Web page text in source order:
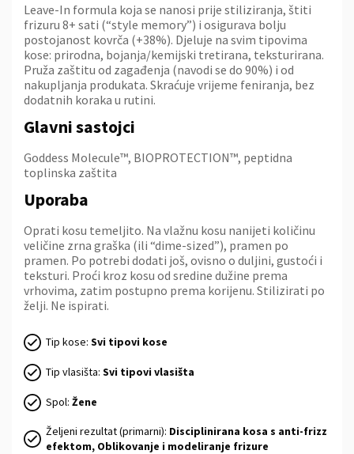
Leave-In formula koja se nanosi prije stiliziranja, štiti
frizuru 8+ sati (“style memory”) i osigurava bolju
postojanost kovrča (+38%). Djeluje na svim tipovima
kose: prirodna, bojanja/kemijski tretirana, teksturirana.
Pruža zaštitu od zagađenja (navodi se do 90%) i od
nakupljanja produkata. Skraćuje vrijeme feniranja, bez
dodatnih koraka u rutini.
Glavni sastojci
Goddess Molecule™, BIOPROTECTION™, peptidna
toplinska zaštita
Uporaba
Oprati kosu temeljito. Na vlažnu kosu nanijeti količinu
veličine zrna graška (ili “dime-sized”), pramen po
pramen. Po potrebi dodati još, ovisno o duljini, gustoći i
teksturi. Proći kroz kosu od sredine dužine prema
vrhovima, zatim postupno prema korijenu. Stilizirati po
želji. Ne ispirati.
Tip kose: Svi tipovi kose
Tip vlasišta: Svi tipovi vlasišta
Spol: Žene
Željeni rezultat (primarni): Disciplinirana kosa s anti-frizz
efektom, Oblikovanje i modeliranje frizure